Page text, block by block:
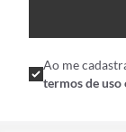
Ao me
termos de uso